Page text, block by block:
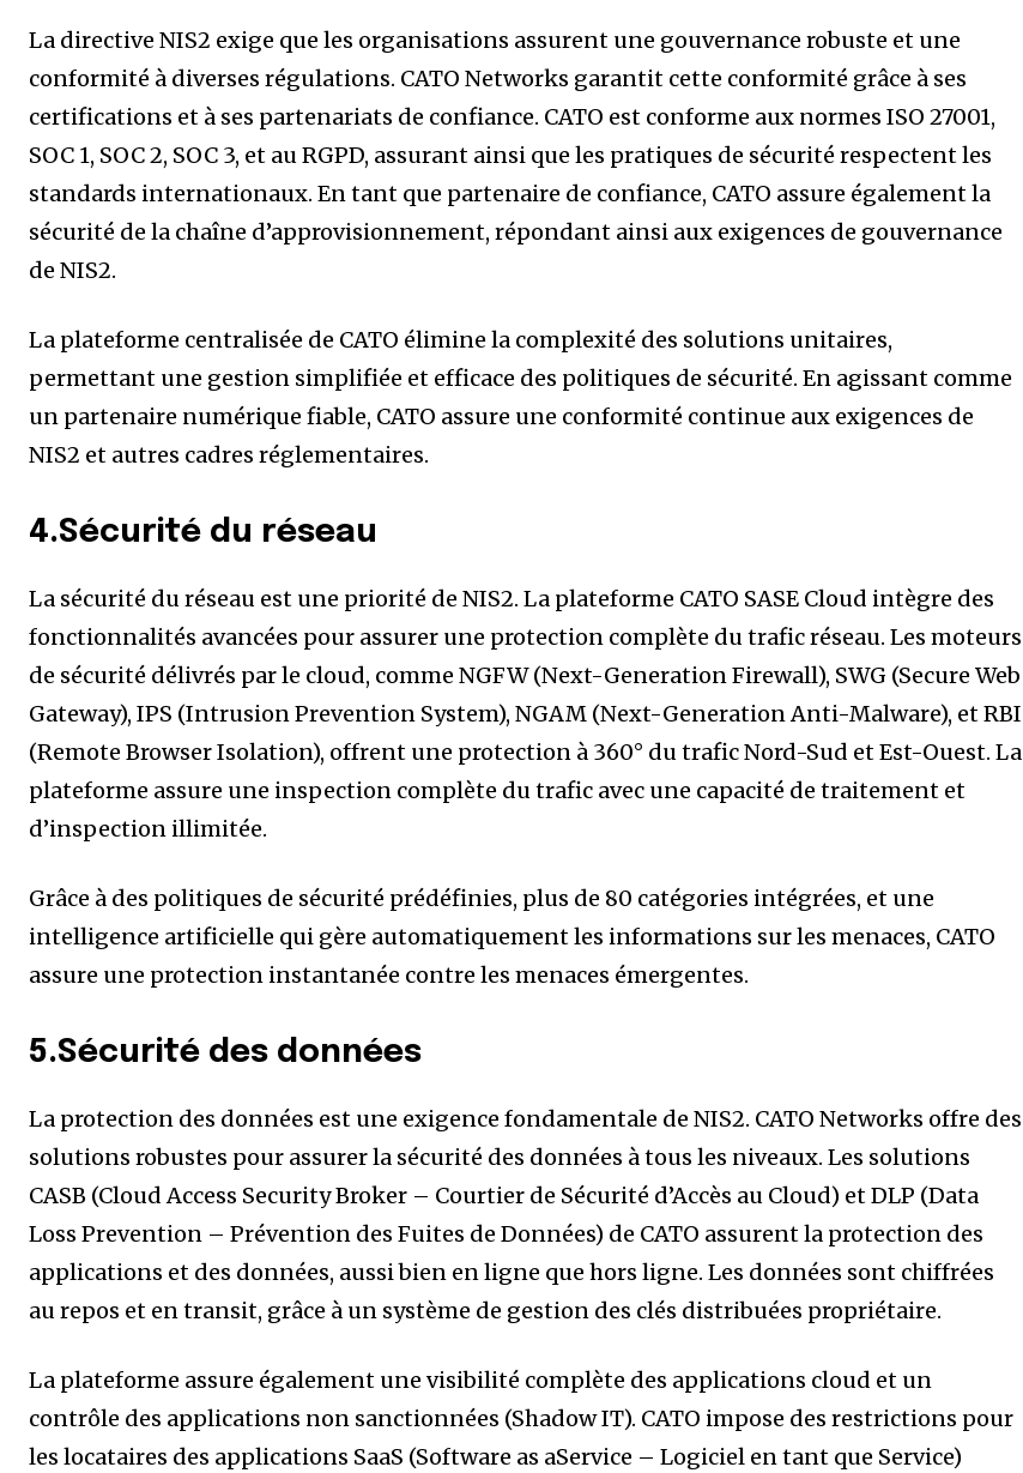
La directive NIS2 exige que les organisations assurent une gouvernance robuste et une
conformité à diverses régulations. CATO Networks garantit cette conformité grâce à ses
certifications et à ses partenariats de confiance. CATO est conforme aux normes ISO 27001,
SOC 1, SOC 2, SOC 3, et au RGPD, assurant ainsi que les pratiques de sécurité respectent les
standards internationaux. En tant que partenaire de confiance, CATO assure également la
sécurité de la chaîne d’approvisionnement, répondant ainsi aux exigences de gouvernance
de NIS2.
La plateforme centralisée de CATO élimine la complexité des solutions unitaires,
permettant une gestion simplifiée et efficace des politiques de sécurité. En agissant comme
un partenaire numérique fiable, CATO assure une conformité continue aux exigences de
NIS2 et autres cadres réglementaires.
4.Sécurité du réseau
La sécurité du réseau est une priorité de NIS2. La plateforme CATO SASE Cloud intègre des
fonctionnalités avancées pour assurer une protection complète du trafic réseau. Les moteurs
de sécurité délivrés par le cloud, comme NGFW (Next-Generation Firewall), SWG (Secure Web
Gateway), IPS (Intrusion Prevention System), NGAM (Next-Generation Anti-Malware), et RBI
(Remote Browser Isolation), offrent une protection à 360° du trafic Nord-Sud et Est-Ouest. La
plateforme assure une inspection complète du trafic avec une capacité de traitement et
d’inspection illimitée.
Grâce à des politiques de sécurité prédéfinies, plus de 80 catégories intégrées, et une
intelligence artificielle qui gère automatiquement les informations sur les menaces, CATO
assure une protection instantanée contre les menaces émergentes.
5.Sécurité des données
La protection des données est une exigence fondamentale de NIS2. CATO Networks offre des
solutions robustes pour assurer la sécurité des données à tous les niveaux. Les solutions
CASB (Cloud Access Security Broker – Courtier de Sécurité d’Accès au Cloud) et DLP (Data
Loss Prevention – Prévention des Fuites de Données) de CATO assurent la protection des
applications et des données, aussi bien en ligne que hors ligne. Les données sont chiffrées
au repos et en transit, grâce à un système de gestion des clés distribuées propriétaire.
La plateforme assure également une visibilité complète des applications cloud et un
contrôle des applications non sanctionnées (Shadow IT). CATO impose des restrictions pour
les locataires des applications SaaS (Software as aService – Logiciel en tant que Service)